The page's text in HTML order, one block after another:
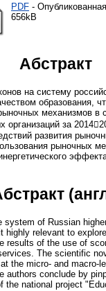
PDF -
656kB
Абстракт
на систему
образования,
механизмов
за
развития
рыночных
of Russian
relevant to
of the use of
The scientific
the micro- and
conclude by
the national project